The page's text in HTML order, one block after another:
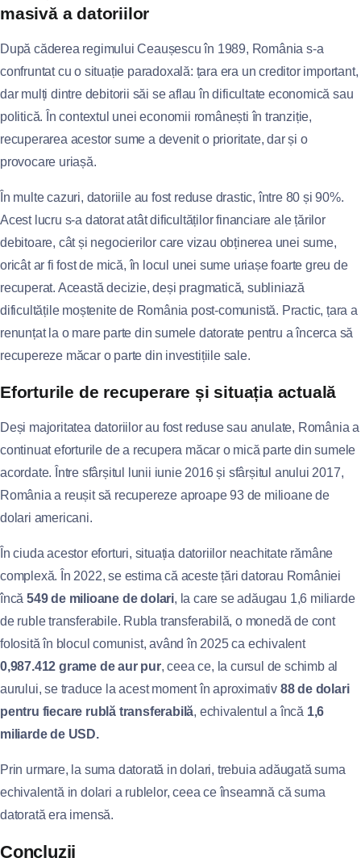
masivă a datoriilor
După căderea regimului Ceaușescu în 1989, România s-a
confruntat cu o situație paradoxală: țara era un creditor important,
dar mulți dintre debitorii săi se aflau în dificultate economică sau
politică. În contextul unei economii românești în tranziție,
recuperarea acestor sume a devenit o prioritate, dar și o
provocare uriașă.
În multe cazuri, datoriile au fost reduse drastic, între 80 și 90%.
Acest lucru s-a datorat atât dificultăților financiare ale țărilor
debitoare, cât și negocierilor care vizau obținerea unei sume,
oricât ar fi fost de mică, în locul unei sume uriașe foarte greu de
recuperat. Această decizie, deși pragmatică, subliniază
dificultățile moștenite de România post-comunistă. Practic, țara a
renunțat la o mare parte din sumele datorate pentru a încerca să
recupereze măcar o parte din investițiile sale.
Eforturile de recuperare și situația actuală
Deși majoritatea datoriilor au fost reduse sau anulate, România a
continuat eforturile de a recupera măcar o mică parte din sumele
acordate. Între sfârșitul lunii iunie 2016 și sfârșitul anului 2017,
România a reușit să recupereze aproape 93 de milioane de
dolari americani.
În ciuda acestor eforturi, situația datoriilor neachitate rămâne
complexă. În 2022, se estima că aceste țări datorau României
încă 549 de milioane de dolari, la care se adăugau 1,6 miliarde
de ruble transferabile. Rubla transferabilă, o monedă de cont
folosită în blocul comunist, având în 2025 ca echivalent
0,987.412 grame de aur pur, ceea ce, la cursul de schimb al
aurului, se traduce la acest moment în aproximativ 88 de dolari
pentru fiecare rublă transferabilă, echivalentul a încă 1,6
miliarde de USD.
Prin urmare, la suma datorată in dolari, trebuia adăugată suma
echivalentă in dolari a rublelor, ceea ce înseamnă că suma
datorată era imensă.
Concluzii